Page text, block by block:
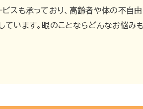
ビスも承っており、高齢者や体の不自
ています。眼のことならどんなお悩み